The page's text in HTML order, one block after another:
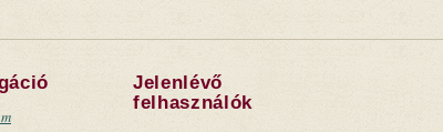
Jelenlévő
felhasználók